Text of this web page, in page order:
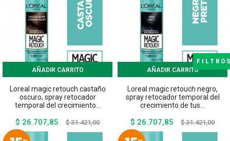
AÑADIR CARRITO
Loreal magic retouch castaño
oscuro, spray retocador
temporal del crecimiento...
$ 26.707,85
Precio
base
$ 31.421,00Precio
AÑADIR CARRITO
Loreal magic retouch negro,
spray retocador temporal del
crecimiento de tus...
$ 26.707,85
Precio
base
$ 31.421,00